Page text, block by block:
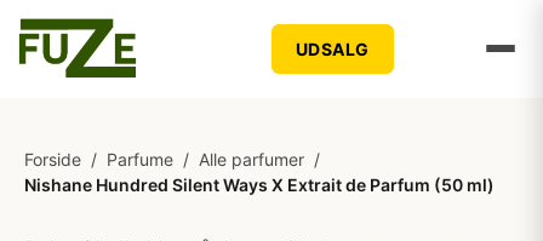
UDSALG
Forside / Parfume / Alle parfumer /
Nishane Hundred Silent Ways X Extrait de Parfum (50 ml)